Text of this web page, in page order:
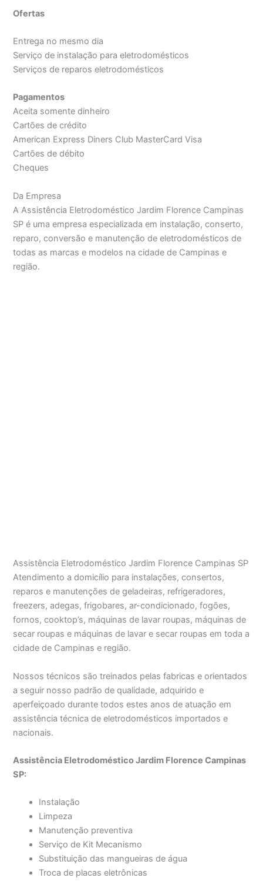
Ofertas
Entrega no mesmo dia
Serviço de instalação para eletrodomésticos
Serviços de reparos eletrodomésticos
Pagamentos
Aceita somente dinheiro
Cartões de crédito
American Express Diners Club MasterCard Visa
Cartões de débito
Cheques
Da Empresa
A Assistência Eletrodoméstico Jardim Florence Campinas
SP é uma empresa especializada em instalação, conserto,
reparo, conversão e manutenção de eletrodomésticos de
todas as marcas e modelos na cidade de Campinas e
região.
Assistência Eletrodoméstico Jardim Florence Campinas SP
Atendimento a domicílio para instalações, consertos,
reparos e manutenções de geladeiras, refrigeradores,
freezers, adegas, frigobares, ar-condicionado, fogões,
fornos, cooktop’s, máquinas de lavar roupas, máquinas de
secar roupas e máquinas de lavar e secar roupas em toda a
cidade de Campinas e região.
Nossos técnicos são treinados pelas fabricas e orientados
a seguir nosso padrão de qualidade, adquirido e
aperfeiçoado durante todos estes anos de atuação em
assistência técnica de eletrodomésticos importados e
nacionais.
Assistência Eletrodoméstico Jardim Florence Campinas
SP:
Instalação
Limpeza
Manutenção preventiva
Serviço de Kit Mecanismo
Substituição das mangueiras de água
Troca de placas eletrônicas